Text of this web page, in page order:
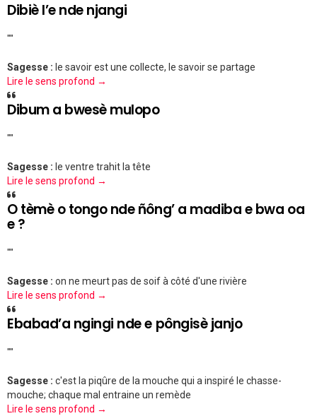
Dibiè l’e nde njangi
""
Sagesse : le savoir est une collecte, le savoir se partage
Lire le sens profond →
Dibum a bwesè mulopo
""
Sagesse : le ventre trahit la tête
Lire le sens profond →
O tèmè o tongo nde ñông’ a madiba e bwa oa
e ?
""
Sagesse : on ne meurt pas de soif à côté d'une rivière
Lire le sens profond →
Ebabad’a ngingi nde e pôngisè janjo
""
Sagesse : c'est la piqûre de la mouche qui a inspiré le chasse-
mouche; chaque mal entraine un remède
Lire le sens profond →